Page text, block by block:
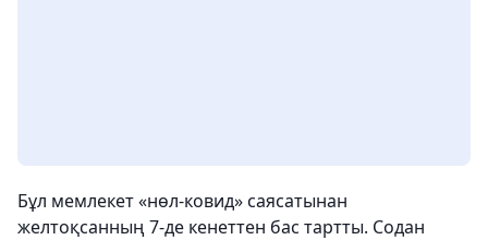
Бұл мемлекет «нөл-ковид» саясатынан
желтоқсанның 7-де кенеттен бас тартты. Содан